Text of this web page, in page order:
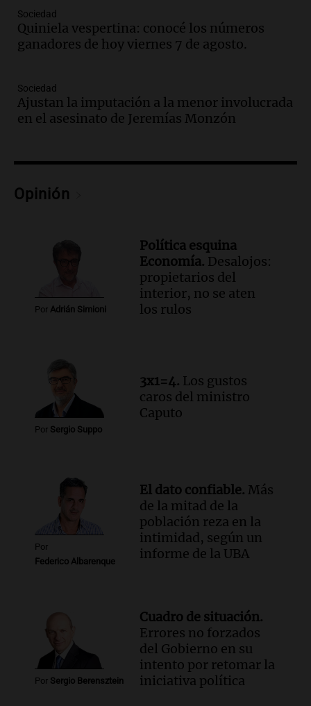
Panorama Federal
Episodios
Docentes de Jujuy denuncian
sus salarios y genera alarma
Panorama Federal
Episodios
Panorama Federal
Episodios
sus salarios, denuncian desde el
sindicato
Audio.La justicia reconoce el COVID
Episodios
Audio.
Trágico siniestro vial en Salta:
mujer pierde la vida en accidente en
circunvalación Oeste
Panorama Federal
como enfermedad laboral tras el
fallecimiento de un docente
Panorama Federal
Episodios
Sociedad
Quiniela vespertina: conocé los números
ganadores de hoy viernes 7 de agosto.
Sociedad
Ajustan la imputación a la menor involucrada
en el asesinato de Jeremías Monzón
Opinión
Por Adrián Simioni
Política esquina
Economía. Desalojos:
propietarios del
interior, no se aten
los rulos
Por Sergio Suppo
3x1=4. Los gustos
caros del ministro
Caputo
Por
Federico Albarenque
El dato confiable. Más
de la mitad de la
población reza en la
intimidad, según un
informe de la UBA
Por Sergio Berensztein
Cuadro de situación.
Errores no forzados
del Gobierno en su
intento por retomar la
iniciativa política